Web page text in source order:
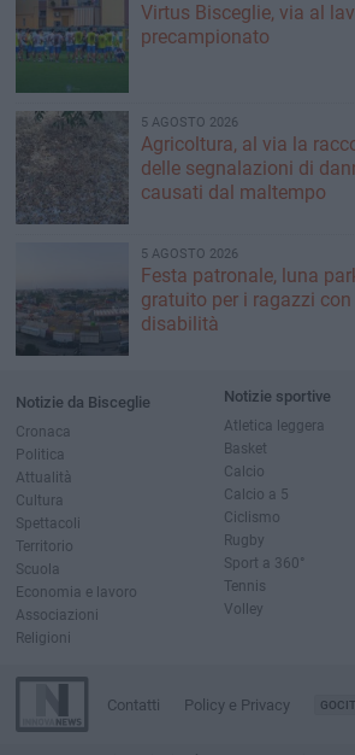
Virtus Bisceglie, via al
precampionato
5 AGOSTO 2026
Agricoltura, al via la
delle segnalazioni di
causati dal maltempo
5 AGOSTO 2026
Festa patronale, luna
gratuito per i ragazzi con
disabilità
Notizie da Bisceglie
Cronaca
Politica
Attualità
Cultura
Spettacoli
Territorio
Scuola
Economia e lavoro
Associazioni
Religioni
Notizie sportive
Atletica leggera
Basket
Calcio
Calcio a 5
Ciclismo
Rugby
Sport a 360°
Tennis
Volley
Contatti Policy e Privacy